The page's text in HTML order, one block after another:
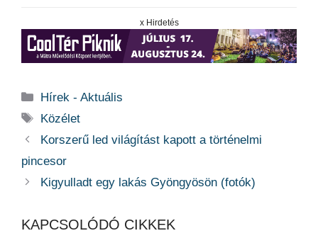
x Hirdetés
Kategória
Hírek - Aktuális
Címkék
Közélet
Korszerű led világítást kapott a történelmi
pincesor
Kigyulladt egy lakás Gyöngyösön (fotók)
KAPCSOLÓDÓ CIKKEK